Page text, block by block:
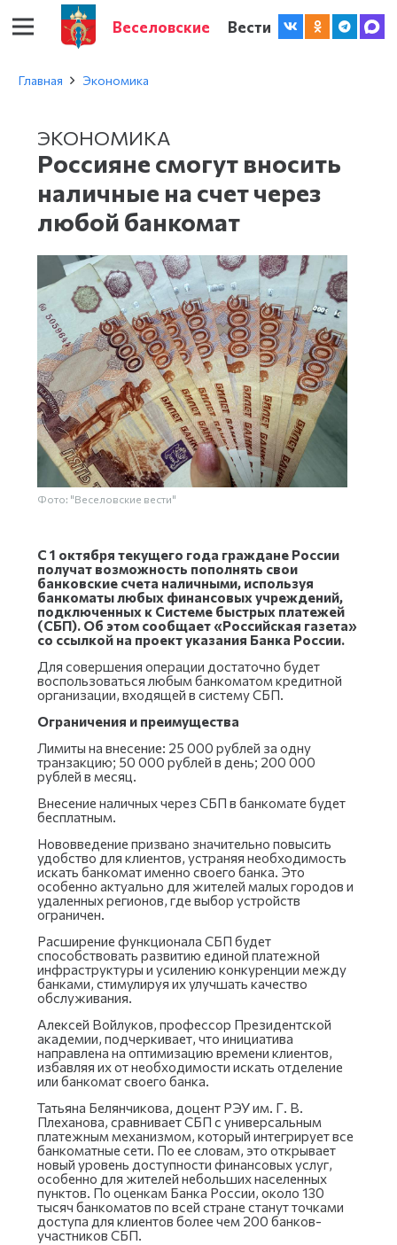
Веселовские Вести
Главная Экономика
ЭКОНОМИКА
Россияне смогут вносить
наличные на счет через
любой банкомат
Фото: "Веселовские вести"
С 1 октября текущего года граждане России
получат возможность пополнять свои
банковские счета наличными, используя
банкоматы любых финансовых учреждений,
подключенных к Системе быстрых платежей
(СБП). Об этом сообщает «Российская газета»
со ссылкой на проект указания Банка России.
Для совершения операции достаточно будет
воспользоваться любым банкоматом кредитной
организации, входящей в систему СБП.
Ограничения и преимущества
Лимиты на внесение: 25 000 рублей за одну
транзакцию; 50 000 рублей в день; 200 000
рублей в месяц.
Внесение наличных через СБП в банкомате будет
бесплатным.
Нововведение призвано значительно повысить
удобство для клиентов, устраняя необходимость
искать банкомат именно своего банка. Это
особенно актуально для жителей малых городов и
удаленных регионов, где выбор устройств
ограничен.
Расширение функционала СБП будет
способствовать развитию единой платежной
инфраструктуры и усилению конкуренции между
банками, стимулируя их улучшать качество
обслуживания.
Алексей Войлуков, профессор Президентской
академии, подчеркивает, что инициатива
направлена на оптимизацию времени клиентов,
избавляя их от необходимости искать отделение
или банкомат своего банка.
Татьяна Белянчикова, доцент РЭУ им. Г. В.
Плеханова, сравнивает СБП с универсальным
платежным механизмом, который интегрирует все
банкоматные сети. По ее словам, это открывает
новый уровень доступности финансовых услуг,
особенно для жителей небольших населенных
пунктов. По оценкам Банка России, около 130
тысяч банкоматов по всей стране станут точками
доступа для клиентов более чем 200 банков-
участников СБП.